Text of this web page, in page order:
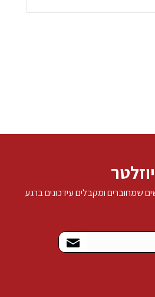
שמחוברים ומקבלים עידכונים ברגע